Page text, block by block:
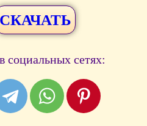
СКАЧАТЬ
социальных сетях: